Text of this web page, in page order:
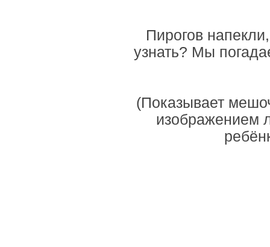
Пирогов
узнать? Мы
(Показывает
изображением